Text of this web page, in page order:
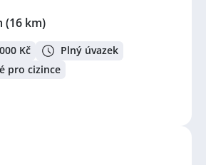
(16 km)
Kč
Plný úvazek
pro cizince